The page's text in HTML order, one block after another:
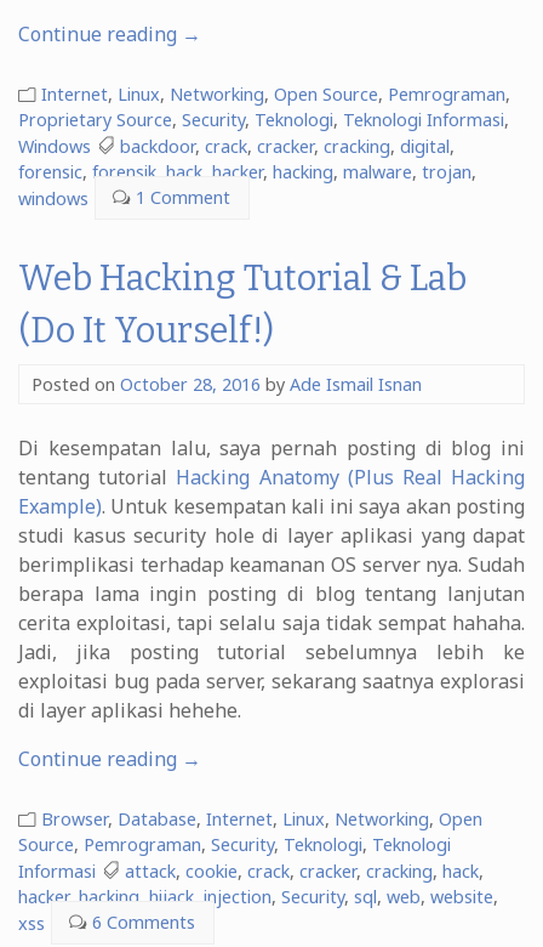
Continue reading “Digital
Menggali
Informasi
yang
Ada
di
dengan
Volatility”
→
Internet, Linux, Networking, Open Source, Pemrograman,
Proprietary Source, Security, Teknologi, Teknologi Informasi,
Windows
backdoor, crack, cracker, cracking, digital,
forensic, forensik hack hacker, hacking, malware, trojan,
windows
1 Comment
Web Hacking Tutorial & Lab
(Do It Yourself!)
Posted on October 28, 2016 by Ade Ismail Isnan
Di kesempatan lalu, saya pernah posting di blog ini
tentang tutorial Hacking Anatomy (Plus Real Hacking
Example). Untuk kesempatan kali ini saya akan posting
studi kasus security hole di layer aplikasi yang dapat
berimplikasi terhadap keamanan OS server nya. Sudah
berapa lama ingin posting di blog tentang lanjutan
cerita exploitasi, tapi selalu saja tidak sempat hahaha.
Jadi, jika posting tutorial sebelumnya lebih ke
exploitasi bug pada server, sekarang saatnya explorasi
di layer aplikasi hehehe.
Continue reading “Web
Tutorial
&
Lab
(Do
It
→
Browser, Database, Internet, Linux, Networking, Open
Source, Pemrograman, Security, Teknologi, Teknologi
Informasi
attack, cookie, crack, cracker, cracking, hack,
hacker, hacking hijack injection, Security, sql, web, website,
xss
6 Comments